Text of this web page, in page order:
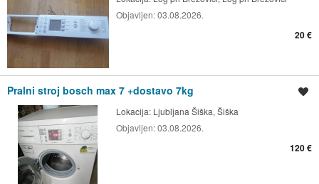
Objavljen:03.08.2026.
20 €
Pralni stroj bosch max 7 +dostavo 7kg
Lokacija: Ljubljana Šiška, Šiška
Objavljen:03.08.2026.
120 €